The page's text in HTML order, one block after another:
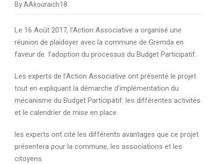
By AAkouraich18
Le 16 Août 2017, l’Action Associative a organisé une
réunion de plaidoyer avec la commune de Gremda en
faveur de l’adoption du processus du Budget Participatif.
Les experts de l’Action Associative ont présenté le projet
tout en expliquant la démarche d’implémentation du
mécanisme du Budget Participatif: les différentes activités
et le calendrier de mise en place
les experts ont cité les différents avantages que ce projet
présentera pour la commune, les associations et les
citoyens.